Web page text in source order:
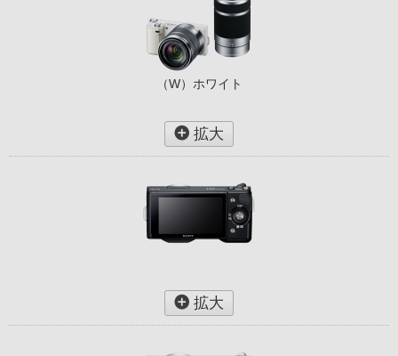
（W）ホワイト
拡大
拡大